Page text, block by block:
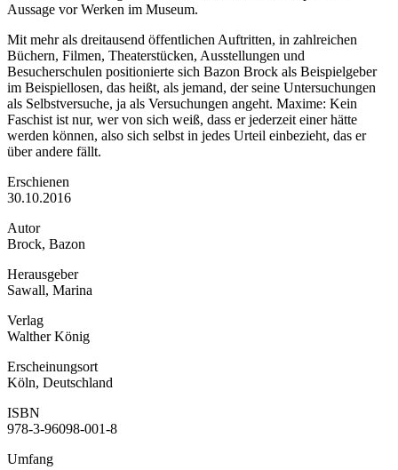
Aussage vor Werken im Museum.
Mit mehr als dreitausend öffentlichen Auftritten, in zahlreichen
Büchern, Filmen, Theaterstücken, Ausstellungen und
Besucherschulen positionierte sich Bazon Brock als Beispielgeber
im Beispiellosen, das heißt, als jemand, der seine Untersuchungen
als Selbstversuche, ja als Versuchungen angeht. Maxime: Kein
Faschist ist nur, wer von sich weiß, dass er jederzeit einer hätte
werden können, also sich selbst in jedes Urteil einbezieht, das er
über andere fällt.
Erschienen
30.10.2016
Autor
Brock, Bazon
Herausgeber
Sawall, Marina
Verlag
Walther König
Erscheinungsort
Köln, Deutschland
ISBN
978-3-96098-001-8
Umfang